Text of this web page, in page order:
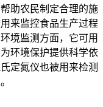
助农民制定合理的施
来监控食品生产过程
境监测方面，它可用
环境保护提供科学依
定氮仪也被用来检测